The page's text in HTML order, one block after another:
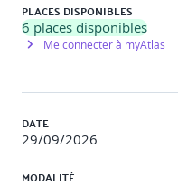
PLACES DISPONIBLES
6 places disponibles
Me connecter à myAtlas
DATE
29/09/2026
MODALITÉ